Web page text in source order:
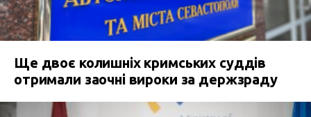
Ще двоє колишніх кримських суддів
отримали заочні вироки за держзраду